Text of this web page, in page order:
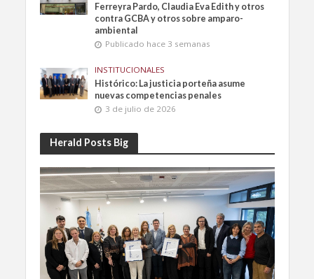
Ferreyra Pardo, Claudia Eva Edith y otros
contra GCBA y otros sobre amparo-
ambiental
Publicado hace 3 semanas
INSTITUCIONALES
Histórico: La justicia porteña asume
nuevas competencias penales
3 de julio de 2026
Herald Posts Big